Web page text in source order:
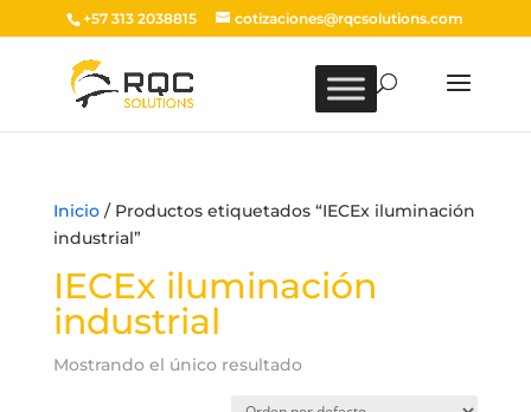
+57 313 2038815 cotizaciones@rqcsolutions.com
Inicio/ Productos etiquetados “IECEx iluminación
industrial”
IECEx iluminación
industrial
Mostrando el único resultado